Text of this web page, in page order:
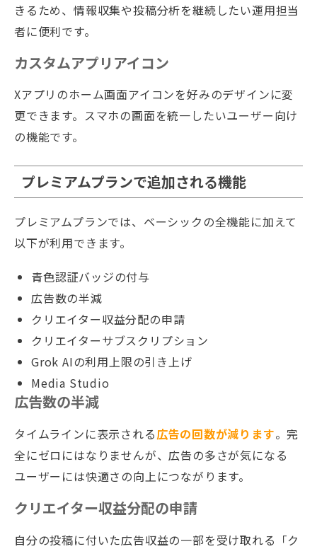
きるため、情報収集や投稿分析を継続したい運用担当
者に便利です。
カスタムアプリアイコン
Xアプリのホーム画面アイコンを好みのデザインに変
更できます。スマホの画面を統一したいユーザー向け
の機能です。
プレミアムプランで追加される機能
プレミアムプランでは、ベーシックの全機能に加えて
以下が利用できます。
青色認証バッジの付与
広告数の半減
クリエイター収益分配の申請
クリエイターサブスクリプション
Grok AIの利用上限の引き上げ
Media Studio
広告数の半減
タイムラインに表示される広告の回数が減ります。完
全にゼロにはなりませんが、広告の多さが気になる
ユーザーには快適さの向上につながります。
クリエイター収益分配の申請
自分の投稿に付いた広告収益の一部を受け取れる「ク